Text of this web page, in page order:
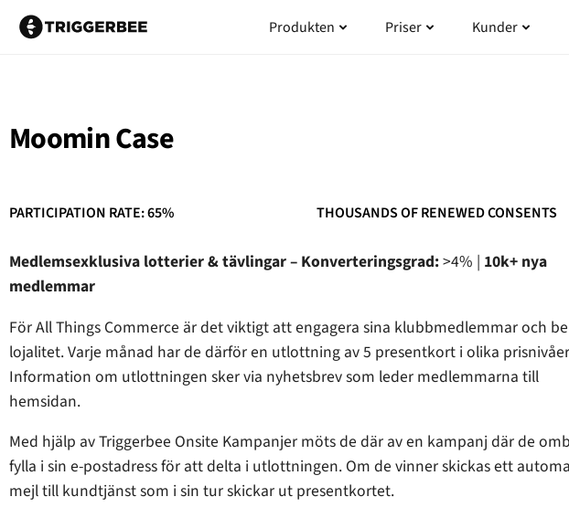
Hoppa
Produkten Öppna Produkten
Priser Öppna Priser
Kunder
Moomin Case
PARTICIPATION RATE: 65% THOUSANDS OF RENEWED CONSENTS
Medlemsexklusiva lotterier & tävlingar – Konverteringsgrad:>4% | 10k+ nya
medlemmar
För All Things Commerce är det viktigt att engagera sina klubbmedlemmar och
lojalitet. Varje månad har de därför en utlottning av 5 presentkort i olika
Information om utlottningen sker via nyhetsbrev som leder medlemmarna till
hemsidan.
Med hjälp av Triggerbee Onsite Kampanjer möts de där av en kampanj där de
fylla i sin e-postadress för att delta i utlottningen. Om de vinner skickas ett
mejl till kundtjänst som i sin tur skickar ut presentkortet.